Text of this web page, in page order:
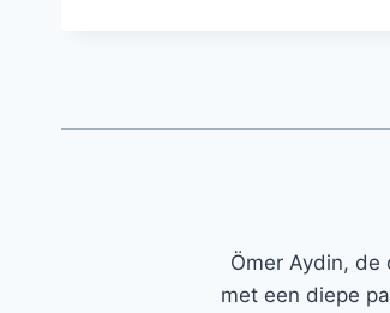
Ömer Aydin, de
met een diepe